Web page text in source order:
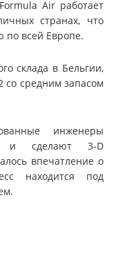
Air работает
странах, что
по всей Европе.
склада в Бельгии,
со средним запасом
инженеры
и сделают 3-D
впечатление о
находится под